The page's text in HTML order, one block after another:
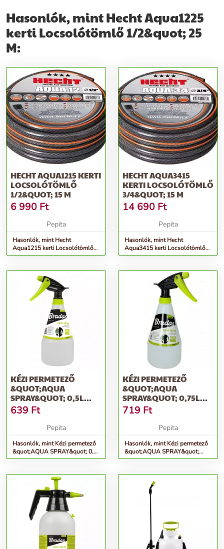
Hasonlók, mint Hecht Aqua1225
kerti Locsolótömlő 1/2&quot; 25
M:
HECHT AQUA1215 KERTI
LOCSOLÓTÖMLŐ
1/2&QUOT; 15 M
6 990 Ft
Pepita
Hasonlók, mint Hecht
Aqua1215 kerti Locsolótömlő
1/2&quot; 15 M
HECHT AQUA3415
KERTI LOCSOLÓTÖMLŐ
3/4&QUOT; 15 M
14 690 Ft
Pepita
Hasonlók, mint Hecht
Aqua3415 kerti Locsolótömlő
3/4&quot; 15 M
KÉZI PERMETEZŐ
&QUOT;AQUA
SPRAY&QUOT; 0,5L
AS0050
639 Ft
Pepita
Hasonlók, mint Kézi permetező
&quot;AQUA SPRAY&quot; 0,5l
AS0050
KÉZI PERMETEZŐ
&QUOT;AQUA
SPRAY&QUOT; 0,75L
AS0075
719 Ft
Pepita
Hasonlók, mint Kézi permetező
&quot;AQUA SPRAY&quot;
0,75l AS0075